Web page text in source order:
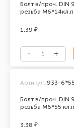
Болт в/проч.
резьба
1.39 ₽
Болт в/проч.
резьба М6*55
Артикул: 933-
3.38 ₽